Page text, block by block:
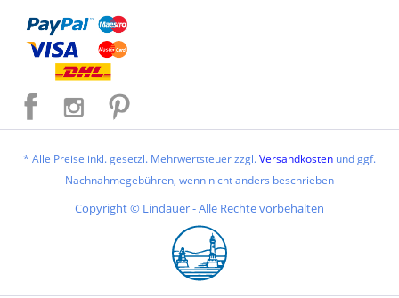
* Alle Preise inkl. gesetzl. Mehrwertsteuer zzgl.Versandkosten und ggf.
Nachnahmegebühren, wenn nicht anders beschrieben
Copyright © Lindauer - Alle Rechte vorbehalten